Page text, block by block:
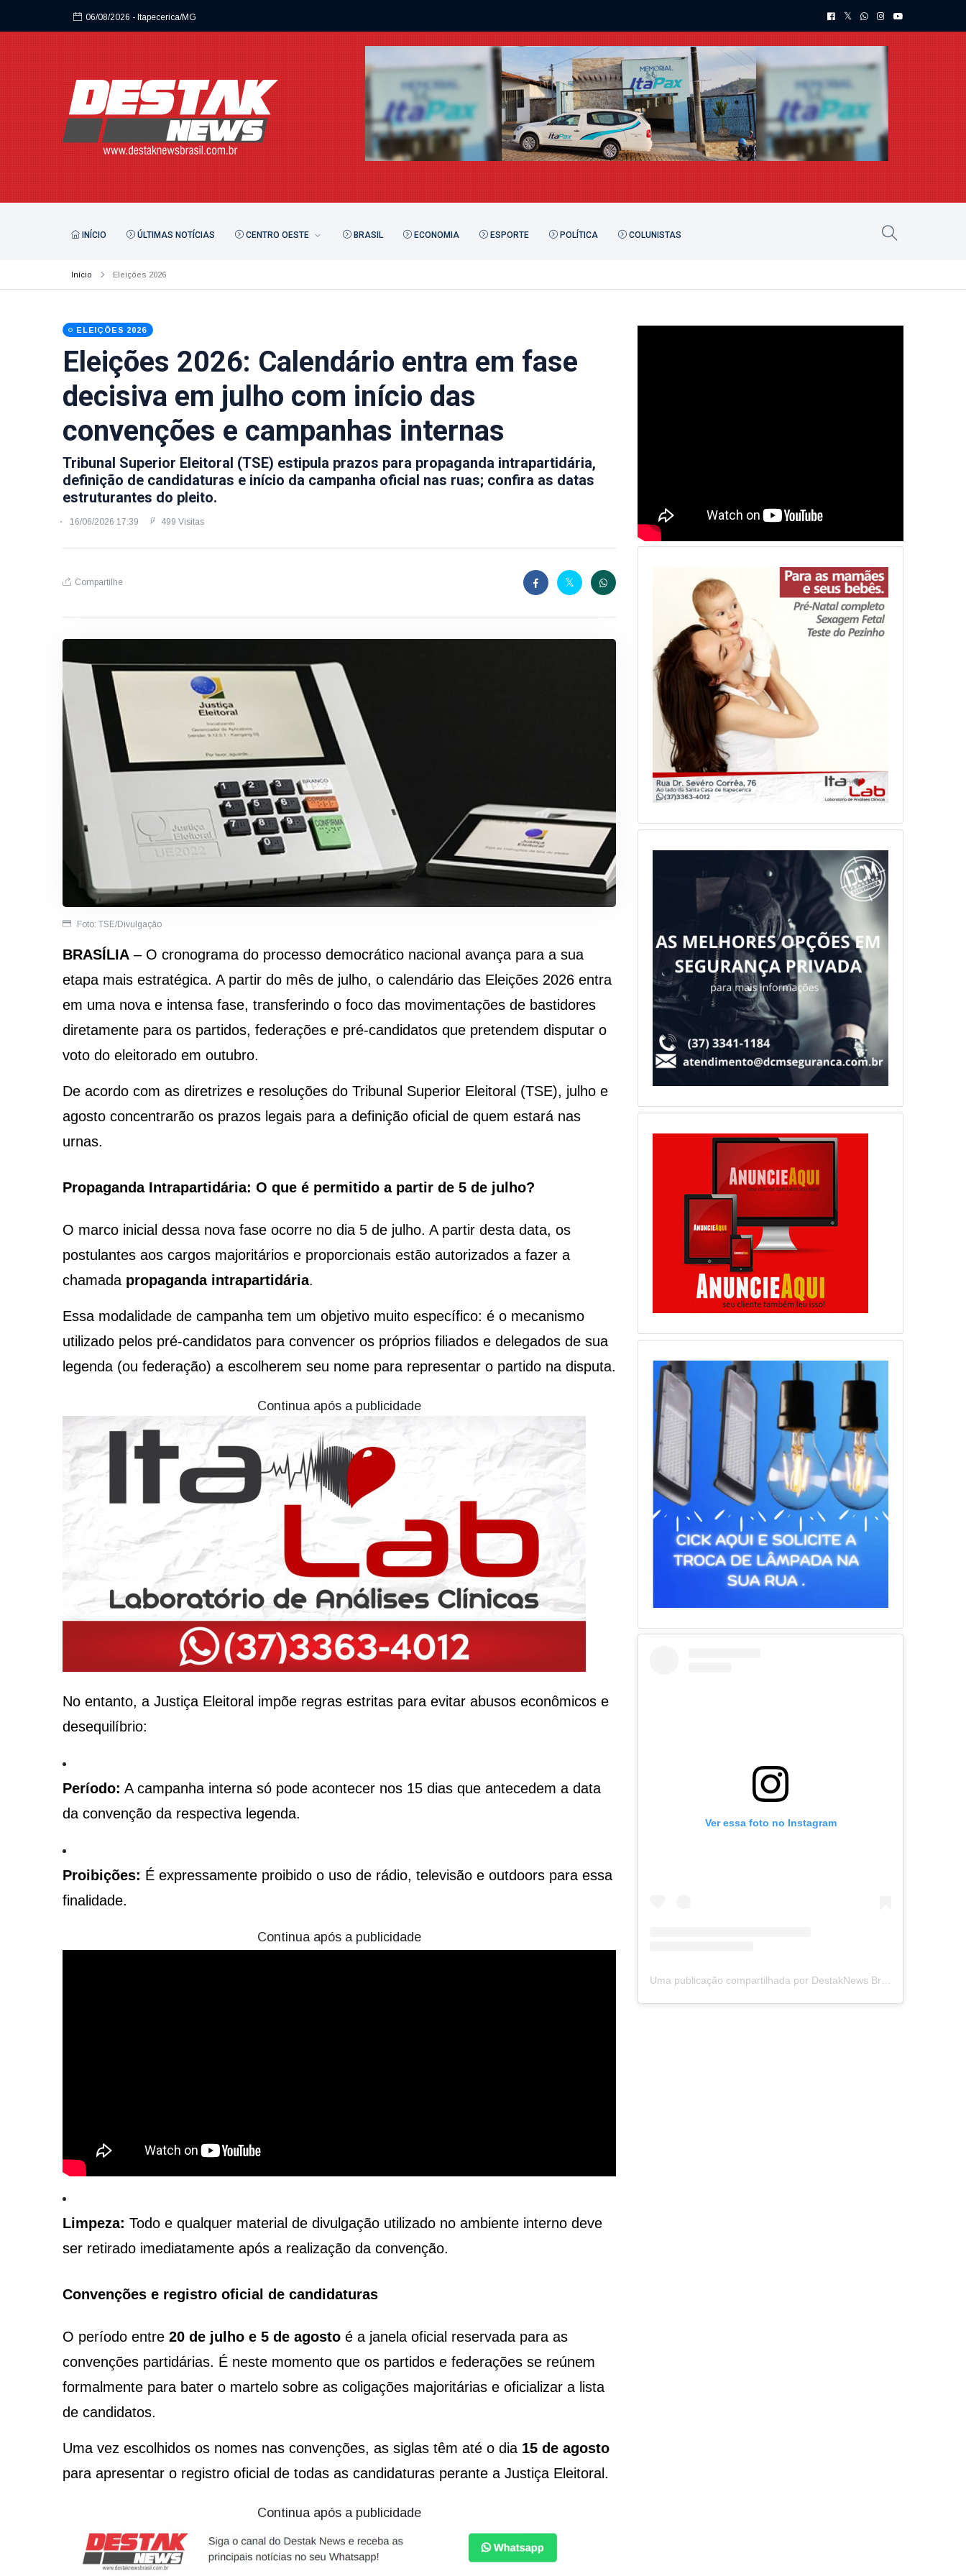
06/08/2026 - Itapecerica/MG
INÍCIO ÚLTIMAS NOTÍCIAS CENTRO OESTE BRASIL ECONOMIA ESPORTE POLÍTICA COLUNISTAS
Início Eleições 2026
ELEIÇÕES 2026
Eleições 2026: Calendário entra em fase
decisiva em julho com início das
convenções e campanhas internas
Tribunal Superior Eleitoral (TSE) estipula prazos para propaganda intrapartidária,
definição de candidaturas e início da campanha oficial nas ruas; confira as datas
estruturantes do pleito.
16/06/2026 17:39 499 Visitas
Compartilhe
Foto: TSE/Divulgação
BRASÍLIA – O cronograma do processo democrático nacional avança para a sua
etapa mais estratégica. A partir do mês de julho, o calendário das Eleições 2026 entra
em uma nova e intensa fase, transferindo o foco das movimentações de bastidores
diretamente para os partidos, federações e pré-candidatos que pretendem disputar o
voto do eleitorado em outubro.
De acordo com as diretrizes e resoluções do Tribunal Superior Eleitoral (TSE), julho e
agosto concentrarão os prazos legais para a definição oficial de quem estará nas
urnas.
Propaganda Intrapartidária: O que é permitido a partir de 5 de julho?
O marco inicial dessa nova fase ocorre no dia 5 de julho. A partir desta data, os
postulantes aos cargos majoritários e proporcionais estão autorizados a fazer a
chamada propaganda intrapartidária.
Essa modalidade de campanha tem um objetivo muito específico: é o mecanismo
utilizado pelos pré-candidatos para convencer os próprios filiados e delegados de sua
legenda (ou federação) a escolherem seu nome para representar o partido na disputa.
Continua após a publicidade
No entanto, a Justiça Eleitoral impõe regras estritas para evitar abusos econômicos e
desequilíbrio:
Período: A campanha interna só pode acontecer nos 15 dias que antecedem a data
da convenção da respectiva legenda.
Proibições: É expressamente proibido o uso de rádio, televisão e outdoors para essa
finalidade.
Continua após a publicidade
Limpeza: Todo e qualquer material de divulgação utilizado no ambiente interno deve
ser retirado imediatamente após a realização da convenção.
Convenções e registro oficial de candidaturas
O período entre 20 de julho e 5 de agosto é a janela oficial reservada para as
convenções partidárias. É neste momento que os partidos e federações se reúnem
formalmente para bater o martelo sobre as coligações majoritárias e oficializar a lista
de candidatos.
Uma vez escolhidos os nomes nas convenções, as siglas têm até o dia 15 de agosto
para apresentar o registro oficial de todas as candidaturas perante a Justiça Eleitoral.
Continua após a publicidade
Ver essa foto no Instagram